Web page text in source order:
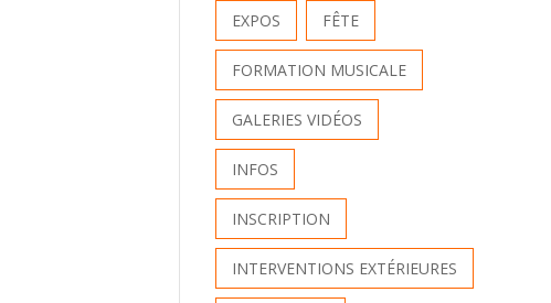
EXPOS FÊTE
FORMATION MUSICALE
GALERIES VIDÉOS
INFOS
INSCRIPTION
INTERVENTIONS EXTÉRIEURES